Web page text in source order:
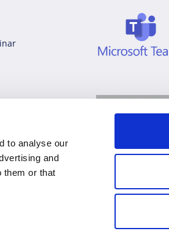
to analyse our
and
them or that